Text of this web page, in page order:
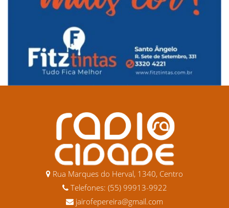
Rua Marques do Herval, 1340, Centro
Telefones: (55) 99913-9922
jairofepereira@gmail.com